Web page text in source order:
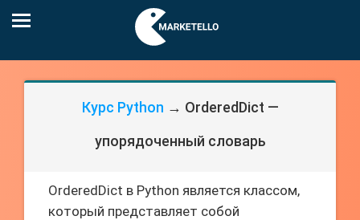
Курс Python → OrderedDict —
упорядоченный словарь
OrderedDict в Python является классом,
который представляет собой